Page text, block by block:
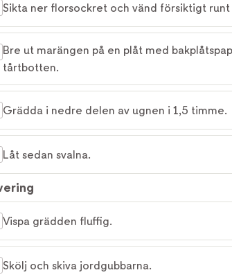
Sikta ner florsockret och vänd försiktigt
Bre ut marängen på en plåt med
tårtbotten.
Grädda i nedre delen av ugnen i 1,5 timme.
Låt sedan svalna.
Vispa grädden fluffig.
Skölj och skiva jordgubbarna.